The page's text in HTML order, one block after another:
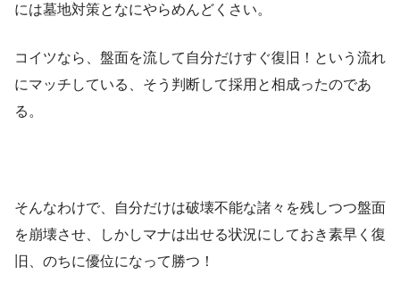
には墓地対策となにやらめんどくさい。
コイツなら、盤面を流して自分だけすぐ復旧！という流れ
にマッチしている、そう判断して採用と相成ったのであ
る。
そんなわけで、自分だけは破壊不能な諸々を残しつつ盤面
を崩壊させ、しかしマナは出せる状況にしておき素早く復
旧、のちに優位になって勝つ！